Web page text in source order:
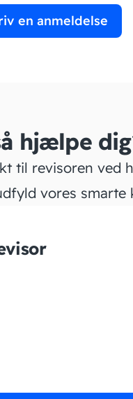
en anmeldelse
hjælpe
til revisoren ved
vores smarte